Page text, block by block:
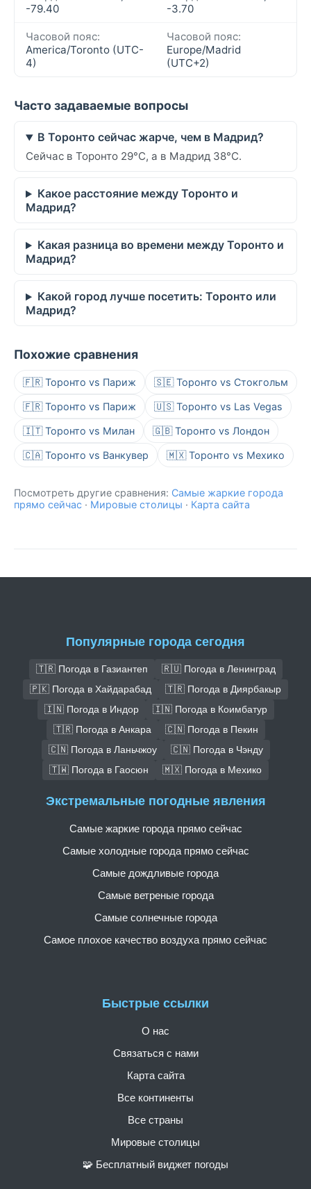
-79.40
-3.70
Часовой пояс:
America/Toronto (UTC-
4)
Часовой пояс:
Europe/Madrid
(UTC+2)
Часто задаваемые вопросы
В Торонто сейчас жарче, чем в Мадрид?
Сейчас в Торонто 29°C, а в Мадрид 38°C.
Какое расстояние между Торонто и
Мадрид?
Какая разница во времени между Торонто и
Мадрид?
Какой город лучше посетить: Торонто или
Мадрид?
Похожие сравнения
🇫🇷 Торонто vs Париж 🇸🇪 Торонто vs Стокгольм
🇫🇷 Торонто vs Париж 🇺🇸 Торонто vs Las Vegas
🇮🇹 Торонто vs Милан 🇬🇧 Торонто vs Лондон
🇨🇦 Торонто vs Ванкувер 🇲🇽 Торонто vs Мехико
Посмотреть другие сравнения: Самые жаркие города
прямо сейчас · Мировые столицы · Карта сайта
Популярные города сегодня
🇹🇷 Погода в Газиантеп
🇷🇺 Погода в Ленинград
🇵🇰 Погода в Хайдарабад
🇹🇷 Погода в Диярбакыр
🇮🇳 Погода в Индор
🇮🇳 Погода в Коимбатур
🇹🇷 Погода в Анкара
🇨🇳 Погода в Пекин
🇨🇳 Погода в Ланьчжоу
🇨🇳 Погода в Чэнду
🇹🇼 Погода в Гаосюн
🇲🇽 Погода в Мехико
Быстрые ссылки
О нас
Связаться с нами
Карта сайта
Все континенты
Все страны
Мировые столицы
🧩 Бесплатный виджет погоды
Экстремальные погодные явления
Самые жаркие города прямо сейчас
Самые холодные города прямо сейчас
Самые дождливые города
Самые ветреные города
Самые солнечные города
Самое плохое качество воздуха прямо сейчас